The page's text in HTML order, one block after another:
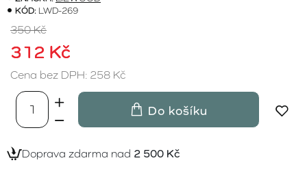
KÓD: LWD-269
312 Kč
350 Kč
Cena bez DPH: 258 Kč
Do košíku
Doprava zdarma nad 2 500 Kč